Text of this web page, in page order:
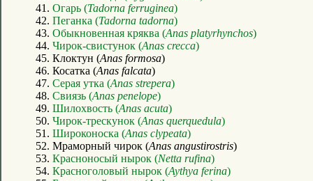
41. Огарь (Tadorna ferruginea)
42. Пеганка (Tadorna tadorna)
43. Обыкновенная кряква (Anas platyrhynchos)
44. Чирок-свистунок (Anas crecca)
45. Клоктун (Anas formosa)
46. Косатка (Anas falcata)
47. Серая утка (Anas strepera)
48. Свиязь (Anas penelope)
49. Шилохвость (Anas acuta)
50. Чирок-трескунок (Anas querquedula)
51. Широконоска (Anas clypeata)
52. Мраморный чирок (Anas angustirostris)
53. Красноносый нырок (Netta rufina)
54. Красноголовый нырок (Aythya ferina)